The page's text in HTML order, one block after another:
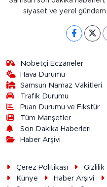
siyaset ve yerel gündem
Nöbetçi Eczaneler
Hava Durumu
Samsun Namaz Vakitleri
Trafik Durumu
Puan Durumu ve Fikstür
Tüm Manşetler
Son Dakika Haberleri
Haber Arşivi
Çerez Politikası Gizlilik
Künye
Haber Arşivi